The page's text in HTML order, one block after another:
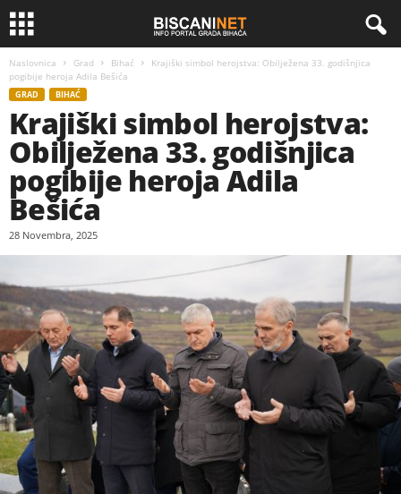
Naslovnica Grad Bihać
Krajiški simbol herojstva: Obilježena 33. godišnjica
pogibije heroja Adila Bešića
GRAD BIHAĆ
Krajiški simbol herojstva:
Obilježena 33. godišnjica
pogibije heroja Adila
Bešića
28 Novembra, 2025